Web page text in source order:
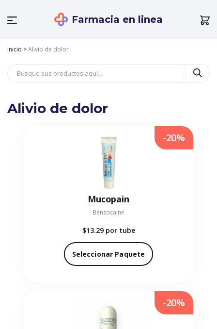
Farmacia en linea
Inicio >Alivio de dolor
Alivio de dolor
Mucopain
Benzocaine
$13.29 por tube
Seleccionar Paquete
-20%
-20%